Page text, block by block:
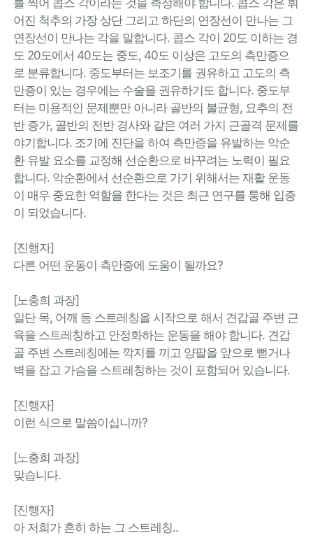
어진 척추의 가장 상단 그리고 하단의 연장선이 만나는 그
연장선이 만나는 각을 말합니다. 콥스 각이 20도 이하는 경
도 20도에서 40도는 중도, 40도 이상은 고도의 측만증으
로 분류합니다. 중도부터는 보조기를 권유하고 고도의 측
만증이 있는 경우에는 수술을 권유하기도 합니다. 중도부
터는 미용적인 문제뿐만 아니라 골반의 불균형, 요추의 전
반 증가, 골반의 전반 경사와 같은 여러 가지 근골격 문제를
야기합니다. 조기에 진단을 하여 측만증을 유발하는 악순
환 유발 요소를 교정해 선순환으로 바꾸려는 노력이 필요
합니다. 악순환에서 선순환으로 가기 위해서는 재활 운동
이 매우 중요한 역할을 한다는 것은 최근 연구를 통해 입증
이 되었습니다.
[진행자]
다른 어떤 운동이 측만증에 도움이 될까요?
[노충희 과장]
일단 목, 어깨 등 스트레칭을 시작으로 해서 견갑골 주변 근
육을 스트레칭하고 안정화하는 운동을 해야 합니다. 견갑
골 주변 스트레칭에는 깍지를 끼고 양팔을 앞으로 뻗거나
벽을 잡고 가슴을 스트레칭하는 것이 포함되어 있습니다.
[진행자]
이런 식으로 말씀이십니까?
[노충희 과장]
맞습니다.
[진행자]
아 저희가 흔히 하는 그 스트레칭..